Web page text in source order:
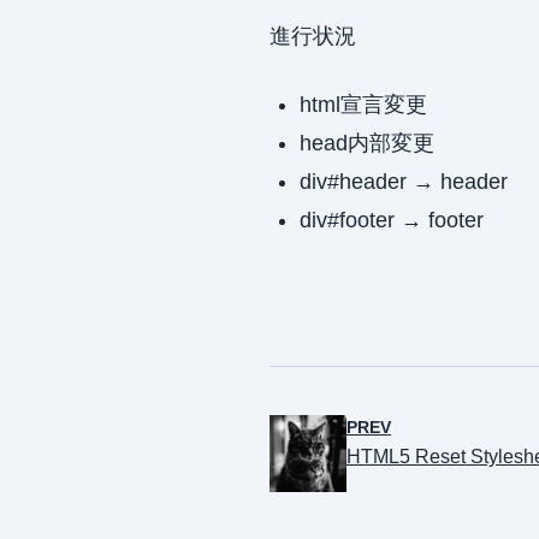
進行状況
html宣言変更
head内部変更
div#header → header
div#footer → footer
PREV
HTML5 Reset